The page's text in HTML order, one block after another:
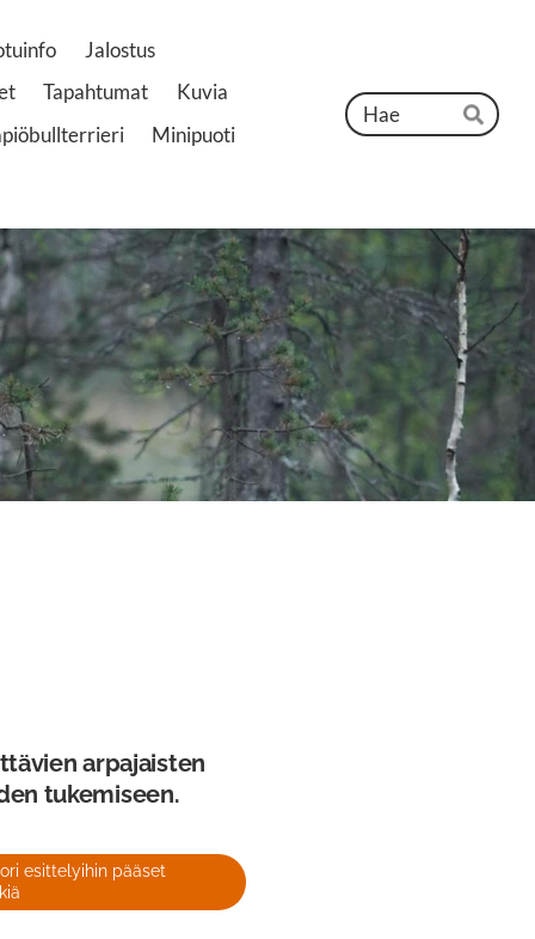
Jalostus
Tapahtumat
Kuvia
Minipuoti Hae
arpajaisten
tukemiseen.
esittelyihin pääset